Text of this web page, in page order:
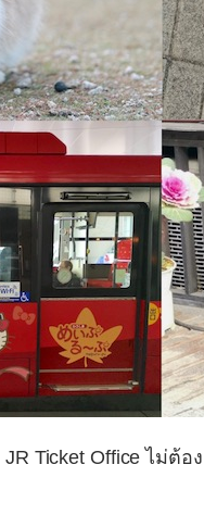
JR Ticket Office ไม่ต้อ